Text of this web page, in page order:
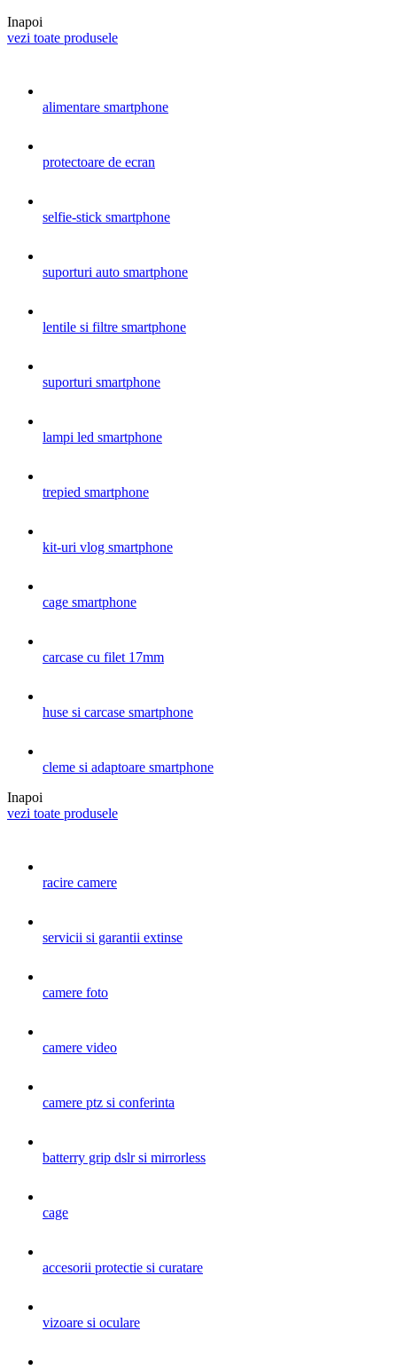
Inapoi
vezi toate produsele
alimentare smartphone
protectoare de ecran
selfie-stick smartphone
suporturi auto smartphone
lentile si filtre smartphone
suporturi smartphone
lampi led smartphone
trepied smartphone
kit-uri vlog smartphone
cage smartphone
carcase cu filet 17mm
huse si carcase smartphone
cleme si adaptoare smartphone
Inapoi
vezi toate produsele
racire camere
servicii si garantii extinse
camere foto
camere video
camere ptz si conferinta
batterry grip dslr si mirrorless
cage
accesorii protectie si curatare
vizoare si oculare